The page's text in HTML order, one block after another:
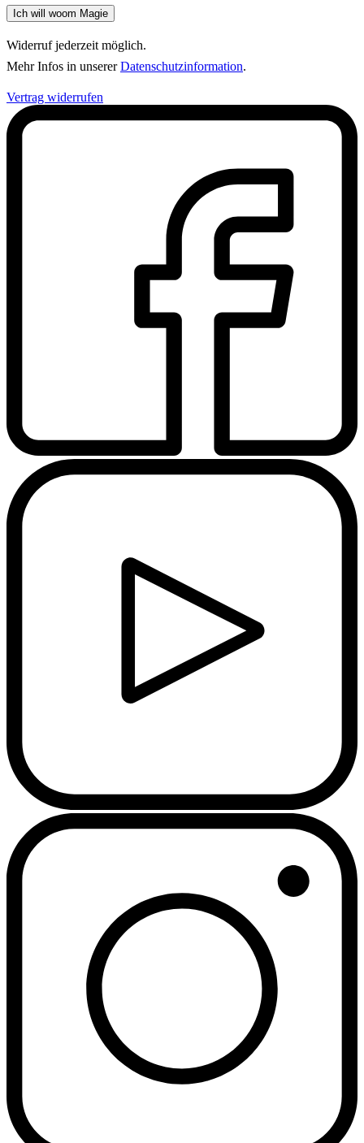
Ich will woom Magie
Widerruf jederzeit möglich.
Mehr Infos in unsererDatenschutzinformation.
Vertrag widerrufen